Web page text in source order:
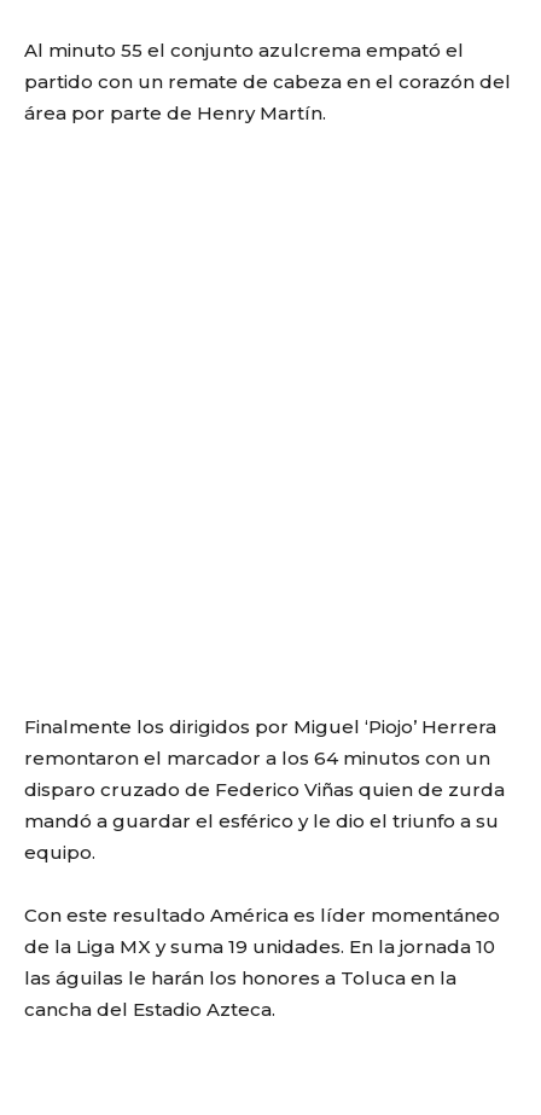
Al minuto 55 el conjunto azulcrema empató el
partido con un remate de cabeza en el corazón del
área por parte de Henry Martín.
Finalmente los dirigidos por Miguel ‘Piojo’ Herrera
remontaron el marcador a los 64 minutos con un
disparo cruzado de Federico Viñas quien de zurda
mandó a guardar el esférico y le dio el triunfo a su
equipo.
Con este resultado América es líder momentáneo
de la Liga MX y suma 19 unidades. En la jornada 10
las águilas le harán los honores a Toluca en la
cancha del Estadio Azteca.